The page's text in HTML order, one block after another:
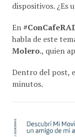
habla de este
Molero., quien
minutos.